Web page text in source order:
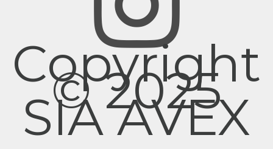
Copyright
© 2025
SIA AVEX